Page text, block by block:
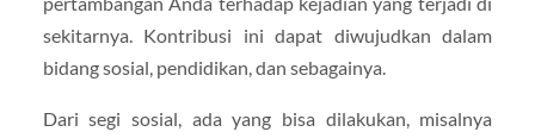
sekitarnya. Kontribusi ini dapat diwujudkan dalam
bidang sosial, pendidikan, dan sebagainya.
Dari segi sosial, ada yang bisa dilakukan, misalnya